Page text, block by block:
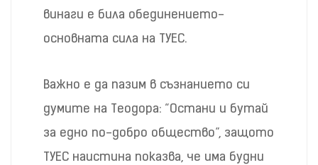
винаги е била обединението-
основната сила на ТУЕС.
Важно е да пазим в съзнанието си
думите на Теодора: “Остани и бутай
за едно по-добро общество”, защото
ТУЕС наистина показва, че има будни